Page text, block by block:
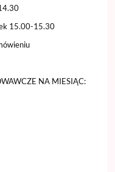
15.00-15.30
NA MIESIĄC: